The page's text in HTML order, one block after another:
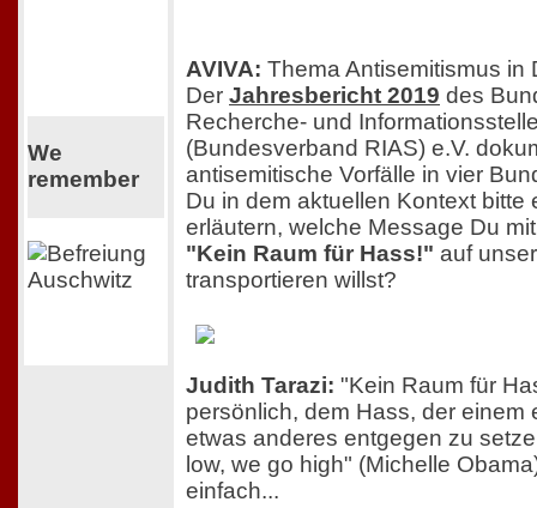
We
remember
AVIVA: Thema Antisemitismus in
Der Jahresbericht 2019 des
Recherche- und
(Bundesverband RIAS) e.V.
antisemitische Vorfälle in vier
Du in dem aktuellen Kontext bitte
erläutern, welche Message Du
"Kein Raum für Hass!" auf
transportieren willst?
Judith Tarazi: "Kein Raum für
persönlich, dem Hass, der einem
etwas anderes entgegen zu
low, we go high" (Michelle
einfach...